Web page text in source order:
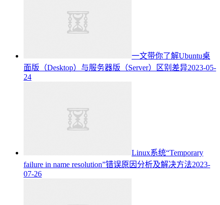
一文带你了解Ubuntu桌
面版（Desktop）与服务器版（Server）区别差异2023-05-
24
Linux系统“Temporary
failure in name resolution”错误原因分析及解决方法2023-
07-26